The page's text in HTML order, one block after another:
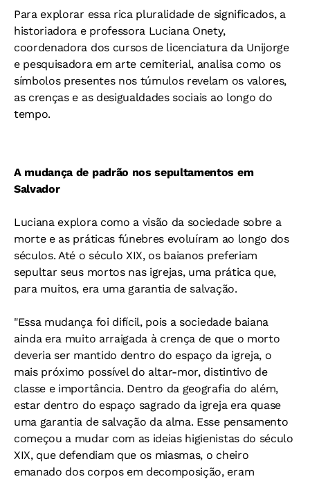
Para explorar essa rica pluralidade de significados, a
historiadora e professora Luciana Onety,
coordenadora dos cursos de licenciatura da Unijorge
e pesquisadora em arte cemiterial, analisa como os
símbolos presentes nos túmulos revelam os valores,
as crenças e as desigualdades sociais ao longo do
tempo.
A mudança de padrão nos sepultamentos em
Salvador
Luciana explora como a visão da sociedade sobre a
morte e as práticas fúnebres evoluíram ao longo dos
séculos. Até o século XIX, os baianos preferiam
sepultar seus mortos nas igrejas, uma prática que,
para muitos, era uma garantia de salvação.
"Essa mudança foi difícil, pois a sociedade baiana
ainda era muito arraigada à crença de que o morto
deveria ser mantido dentro do espaço da igreja, o
mais próximo possível do altar-mor, distintivo de
classe e importância. Dentro da geografia do além,
estar dentro do espaço sagrado da igreja era quase
uma garantia de salvação da alma. Esse pensamento
começou a mudar com as ideias higienistas do século
XIX, que defendiam que os miasmas, o cheiro
emanado dos corpos em decomposição, eram